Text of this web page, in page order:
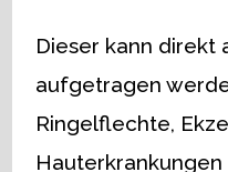
Dieser kann direkt
aufgetragen
Ringelflechte,
Hauterkrankungen